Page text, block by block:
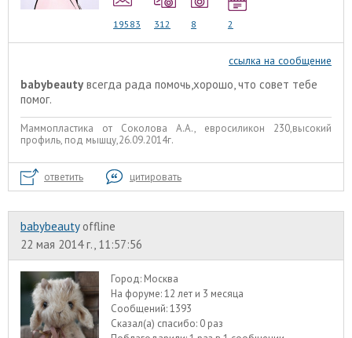
19583 312 8 2
ссылка на сообщение
babybeauty всегда рада помочь,хорошо, что совет тебе
помог.
Маммопластика от Соколова А.А., евросиликон 230,высокий
профиль, под мышцу,26.09.2014г.
ответить цитировать
babybeauty offline
22 мая 2014 г., 11:57:56
Город: Москва
На форуме:12 лет и 3 месяца
Сообщений:1393
Сказал(а) спасибо: 0 раз